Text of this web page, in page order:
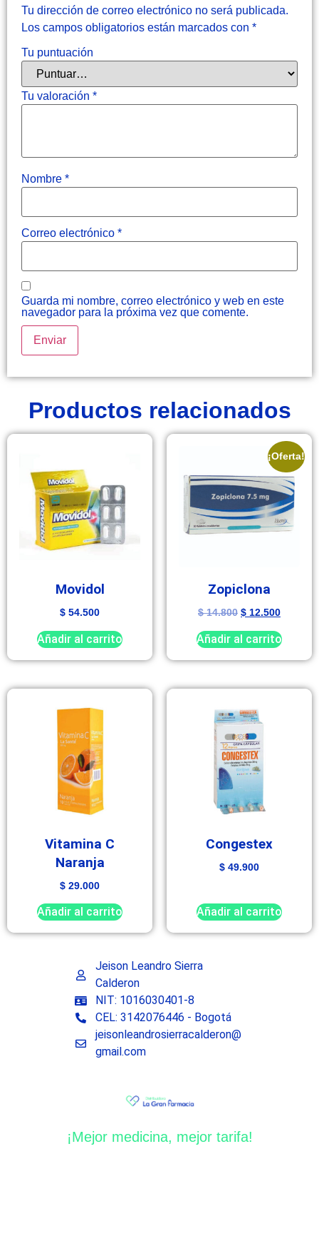
Tu dirección de correo electrónico no será publicada.
Los campos obligatorios están marcados con *
Tu puntuación
Tu valoración *
Nombre *
Correo electrónico *
Guarda mi nombre, correo electrónico y web en este
navegador para la próxima vez que comente.
Productos relacionados
Movidol
$ 54.500
Añadir al carrito
¡Oferta!
Zopiclona
$14.800 $ 12.500
Añadir al carrito
Vitamina C
Naranja
$ 29.000
Añadir al carrito
Congestex
$ 49.900
Añadir al carrito
Jeison Leandro Sierra
Calderon
NIT: 1016030401-8
CEL: 3142076446 - Bogotá
jeisonleandrosierracalderon@
gmail.com
¡Mejor medicina, mejor tarifa!